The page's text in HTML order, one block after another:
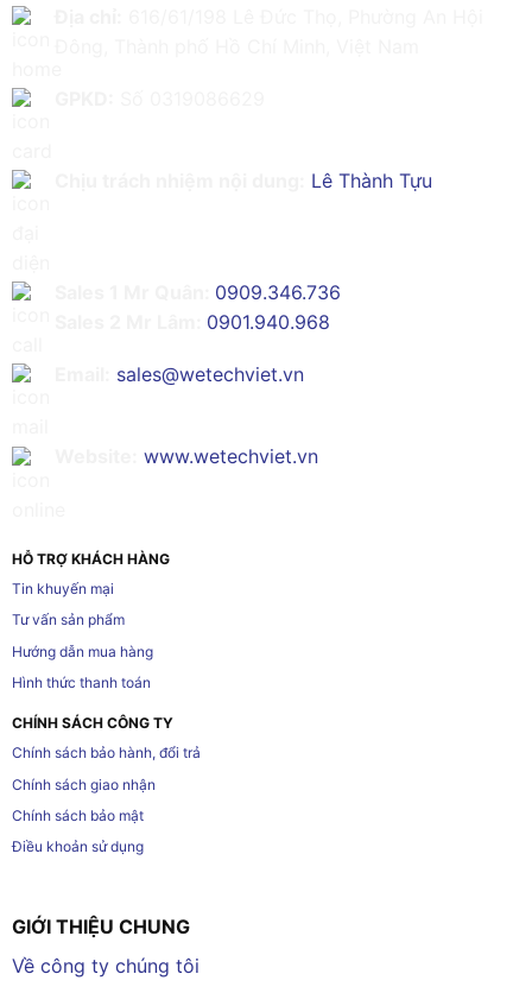
Lê Thành Tựu
0909.346.736
0901.940.968
sales@wetechviet.vn
www.wetechviet.vn
HỖ TRỢ KHÁCH HÀNG
Tin khuyến mại
Tư vấn sản phẩm
Hướng dẫn mua hàng
Hình thức thanh toán
CHÍNH SÁCH CÔNG TY
Chính sách bảo hành, đổi trả
Chính sách giao nhận
Chính sách bảo mật
Điều khoản sử dụng
GIỚI THIỆU CHUNG
Về công ty chúng tôi